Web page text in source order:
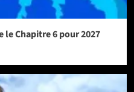
le Chapitre 6 pour 2027